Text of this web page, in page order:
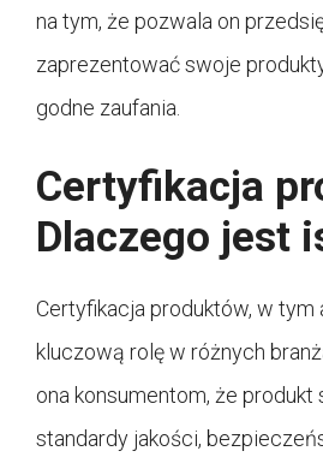
na tym, że pozwala on
zaprezentować swoje
godne zaufania.
Certyfikacja
Dlaczego jest
Certyfikacja produktów, w tym
kluczową rolę w różnych
ona konsumentom, że produkt
standardy jakości,